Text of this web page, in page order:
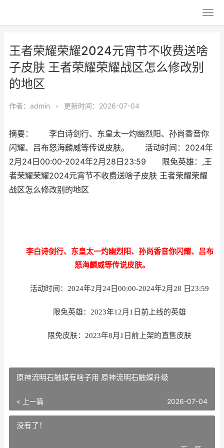
王者荣耀荣耀2024元宵节不收费送啥
子皮肤 王者荣耀荣耀战区怎么修改别
的地区
作者： admin • 更新时间：2026-07-04
摘要： 李白诗剑行、东皇太一灼幽烈阳、孙尚香音你
闪耀、吕布怒海麟威等传说皮肤。 活动时间：2024年
2月24日00:00-2024年2月28日23:59 限免英雄：,王
者荣耀荣耀2024元宵节不收费送啥子皮肤 王者荣耀荣耀
战区怎么修改别的地区
李白诗剑行、东皇太一灼幽烈阳、孙尚香音你闪耀、吕布
怒海麟威等传说皮肤。
活动时间：2024年2月24日00:00-2024年2月28 日23:59
限免英雄：2023年12月1日前上线的英雄
限免皮肤：2023年8月1日前上架的直售皮肤
原神流明石触媒有啥子用 原神流明石触媒升级
« 上一篇 2026-07-04
没有了！